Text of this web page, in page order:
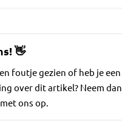
👋
foutje gezien of heb je een
over dit artikel? Neem dan
ons op.